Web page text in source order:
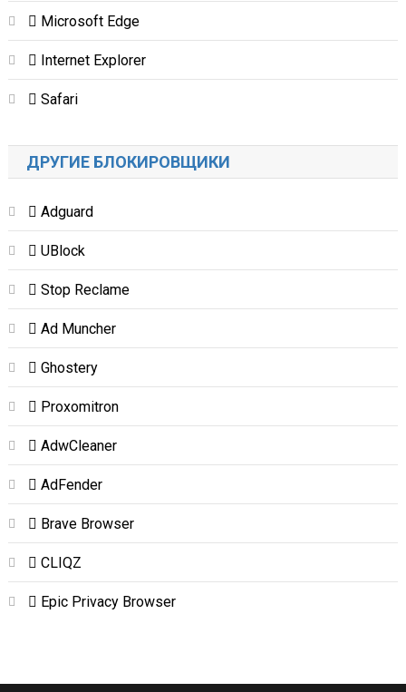
Microsoft Edge
Internet Explorer
Safari
ДРУГИЕ БЛОКИРОВЩИКИ
Adguard
UBlock
Stop Reclame
Ad Muncher
Ghostery
Proxomitron
AdwCleaner
AdFender
Brave Browser
CLIQZ
Epic Privacy Browser